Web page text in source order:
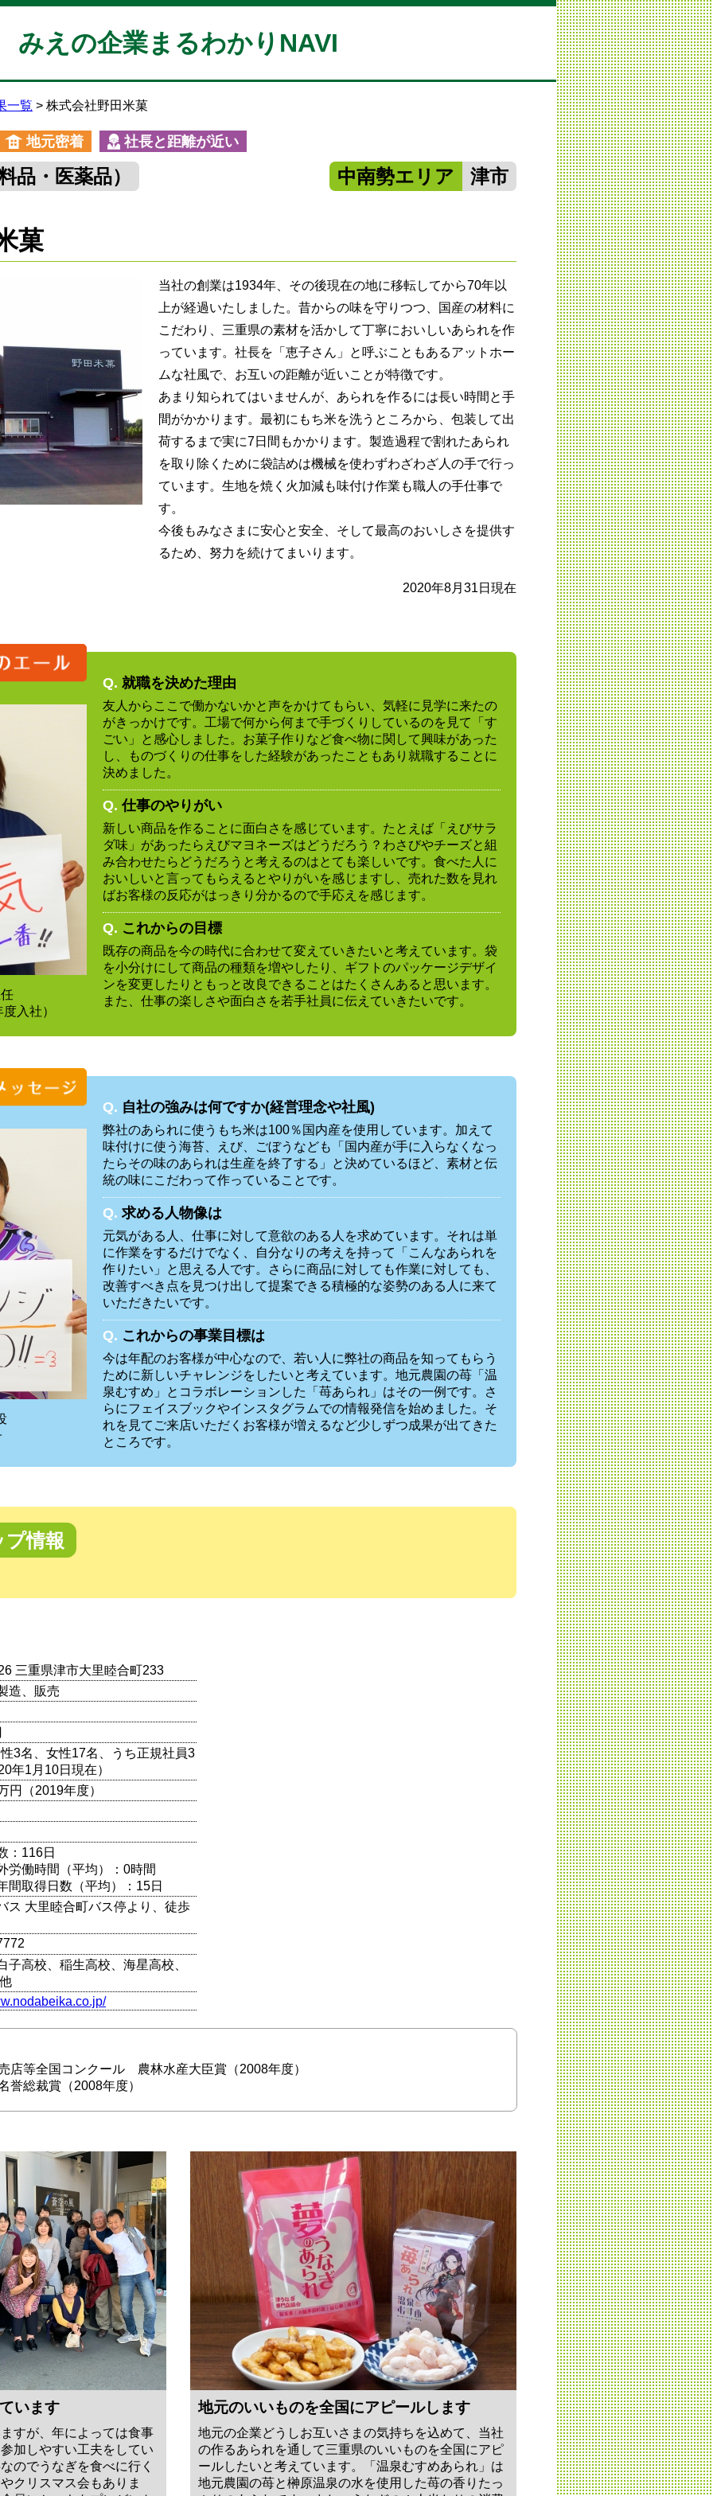
みえの企業まるわかりNAVI
一覧 株式会社野田米菓
地元密着 社長と距離が近い
品・医薬品） 中南勢エリア 津市
菓
当社の創業は1934年、その後現在の地に移転してから70年以
上が経過いたしました。昔からの味を守りつつ、国産の材料に
こだわり、三重県の素材を活かして丁寧においしいあられを作
っています。社長を「恵子さん」と呼ぶこともあるアットホー
ムな社風で、お互いの距離が近いことが特徴です。
あまり知られてはいませんが、あられを作るには長い時間と手
間がかかります。最初にもち米を洗うところから、包装して出
荷するまで実に7日間もかかります。製造過程で割れたあられ
を取り除くために袋詰めは機械を使わずわざわざ人の手で行っ
ています。生地を焼く火加減も味付け作業も職人の手仕事で
す。
今後もみなさまに安心と安全、そして最高のおいしさを提供す
るため、努力を続けてまいります。
2020年8月31日現在
入社）
Q. 就職を決めた理由
友人からここで働かないかと声をかけてもらい、気軽に見学に来たの
がきっかけです。工場で何から何まで手づくりしているのを見て「す
ごい」と感心しました。お菓子作りなど食べ物に関して興味があった
し、ものづくりの仕事をした経験があったこともあり就職することに
決めました。
Q. 仕事のやりがい
新しい商品を作ることに面白さを感じています。たとえば「えびサラ
ダ味」があったらえびマヨネーズはどうだろう？わさびやチーズと組
み合わせたらどうだろうと考えるのはとても楽しいです。食べた人に
おいしいと言ってもらえるとやりがいを感じますし、売れた数を見れ
ばお客様の反応がはっきり分かるので手応えを感じます。
Q. これからの目標
既存の商品を今の時代に合わせて変えていきたいと考えています。袋
を小分けにして商品の種類を増やしたり、ギフトのパッケージデザイ
ンを変更したりともっと改良できることはたくさんあると思います。
また、仕事の楽しさや面白さを若手社員に伝えていきたいです。
Q. 自社の強みは何ですか(経営理念や社風)
弊社のあられに使うもち米は100％国内産を使用しています。加えて
味付けに使う海苔、えび、ごぼうなども「国内産が手に入らなくなっ
たらその味のあられは生産を終了する」と決めているほど、素材と伝
統の味にこだわって作っていることです。
Q. 求める人物像は
元気がある人、仕事に対して意欲のある人を求めています。それは単
に作業をするだけでなく、自分なりの考えを持って「こんなあられを
作りたい」と思える人です。さらに商品に対しても作業に対しても、
改善すべき点を見つけ出して提案できる積極的な姿勢のある人に来て
いただきたいです。
Q. これからの事業目標は
今は年配のお客様が中心なので、若い人に弊社の商品を知ってもらう
ために新しいチャレンジをしたいと考えています。地元農園の苺「温
泉むすめ」とコラボレーションした「苺あられ」はその一例です。さ
らにフェイスブックやインスタグラムでの情報発信を始めました。そ
れを見てご来店いただくお客様が増えるなど少しずつ成果が出てきた
ところです。
情報
三重県津市大里睦合町233
造、販売
3名、女性17名、うち正規社員3
年1月10日現在）
円（2019年度）
：116日
労働時間（平均）：0時間
間取得日数（平均）：15日
ス 大里睦合町バス停より、徒歩
子高校、稲生高校、海星高校、
店等全国コンクール 農林水産大臣賞（2008年度）
誉総裁賞（2008年度）
います
すが、年によっては食事
加しやすい工夫をしてい
のでうなぎを食べに行く
クリスマス会もありま
地元のいいものを全国にアピールします
地元の企業どうしお互いさまの気持ちを込めて、当社
の作るあられを通して三重県のいいものを全国にアピ
ールしたいと考えています。「温泉むすめあられ」は
地元農園の苺と榊原温泉の水を使用した苺の香りたっ